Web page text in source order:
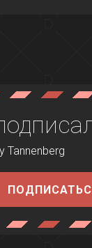
Tannenberg